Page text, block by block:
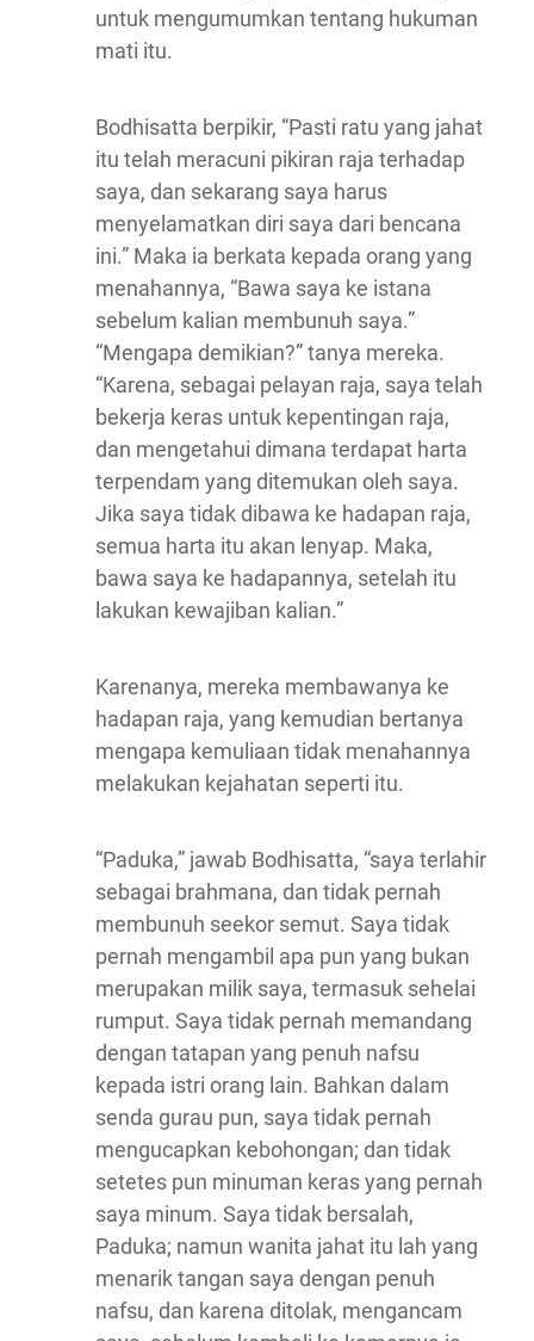
untuk mengumumkan tentang hukuman
mati itu.
Bodhisatta berpikir, “Pasti ratu yang jahat
itu telah meracuni pikiran raja terhadap
saya, dan sekarang saya harus
menyelamatkan diri saya dari bencana
ini.” Maka ia berkata kepada orang yang
menahannya, “Bawa saya ke istana
sebelum kalian membunuh saya.”
“Mengapa demikian?” tanya mereka.
“Karena, sebagai pelayan raja, saya telah
bekerja keras untuk kepentingan raja,
dan mengetahui dimana terdapat harta
terpendam yang ditemukan oleh saya.
Jika saya tidak dibawa ke hadapan raja,
semua harta itu akan lenyap. Maka,
bawa saya ke hadapannya, setelah itu
lakukan kewajiban kalian.”
Karenanya, mereka membawanya ke
hadapan raja, yang kemudian bertanya
mengapa kemuliaan tidak menahannya
melakukan kejahatan seperti itu.
“Paduka,” jawab Bodhisatta, “saya terlahir
sebagai brahmana, dan tidak pernah
membunuh seekor semut. Saya tidak
pernah mengambil apa pun yang bukan
merupakan milik saya, termasuk sehelai
rumput. Saya tidak pernah memandang
dengan tatapan yang penuh nafsu
kepada istri orang lain. Bahkan dalam
senda gurau pun, saya tidak pernah
mengucapkan kebohongan; dan tidak
setetes pun minuman keras yang pernah
saya minum. Saya tidak bersalah,
Paduka; namun wanita jahat itu lah yang
menarik tangan saya dengan penuh
nafsu, dan karena ditolak, mengancam